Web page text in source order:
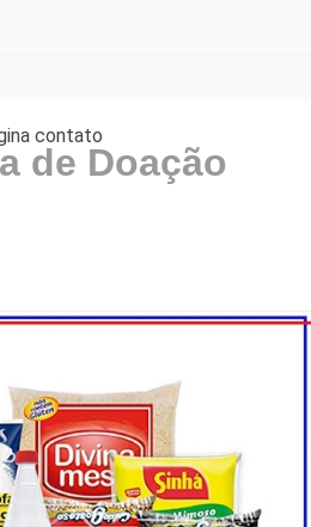
de Doação